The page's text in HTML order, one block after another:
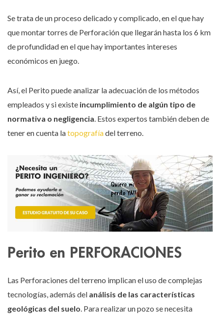
Se trata de un proceso delicado y complicado, en el que hay
que montar torres de Perforación que llegarán hasta los 6 km
de profundidad en el que hay importantes intereses
económicos en juego.
Así, el Perito puede analizar la adecuación de los métodos
empleados y si existe incumplimiento de algún tipo de
normativa o negligencia . Estos expertos también deben de
tener en cuenta latopografíadel terreno.
Perito en PERFORACIONES
Las Perforaciones del terreno implican el uso de complejas
tecnologías, además del análisis de las características
geológicas del suelo. Para realizar un pozo se necesita